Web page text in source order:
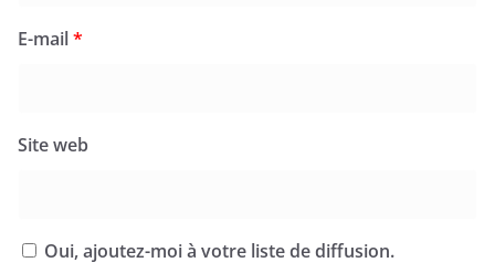
E-mail*
Site web
Oui, ajoutez-moi à votre liste de diffusion.